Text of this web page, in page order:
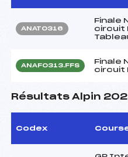
ANAT0316
Finale
circuit
ANAF0313.FFS
Finale
circuit
Résultats Alpin
Codex